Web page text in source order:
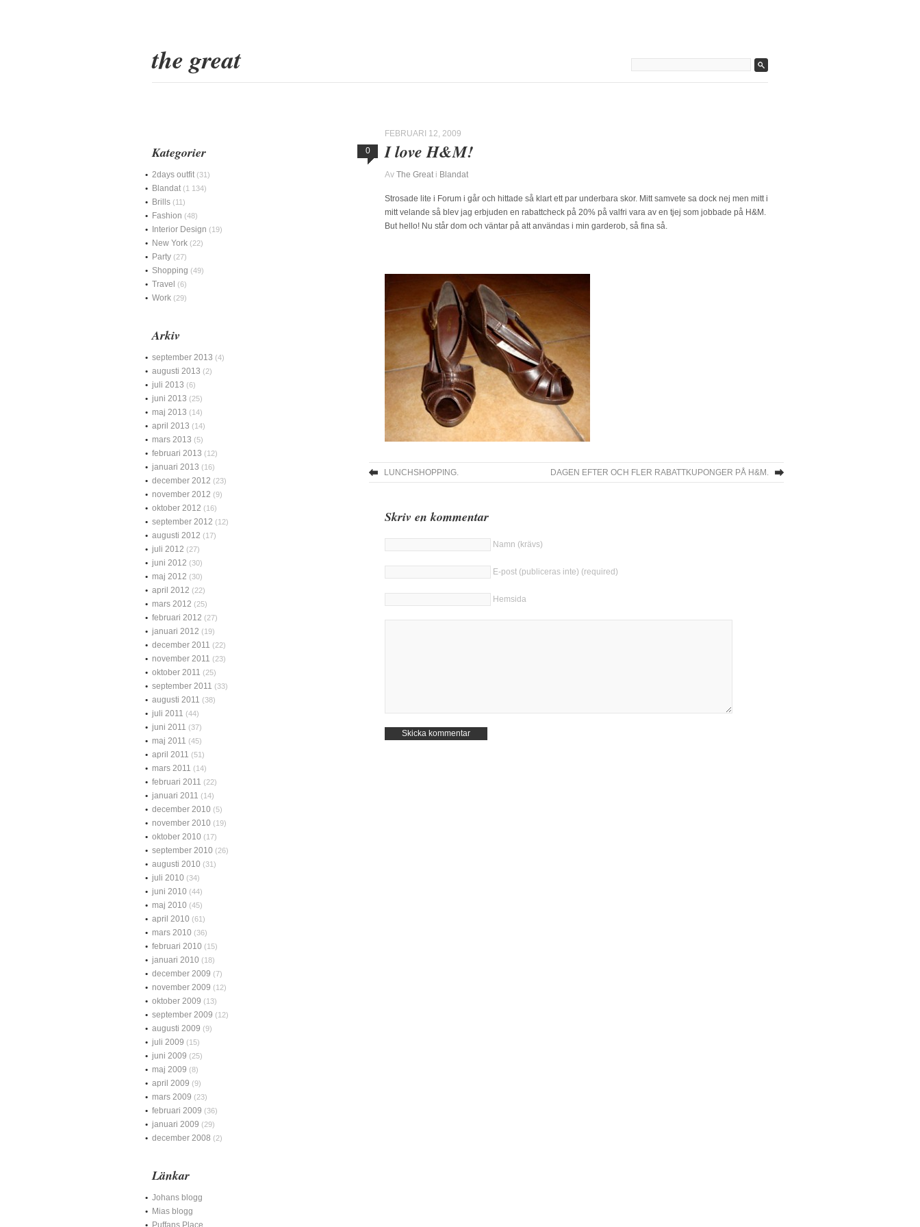
the great
FEBRUARI 12, 2009
0
I love H&M!
Av The Great i Blandat
Strosade lite i Forum i går och hittade så klart ett par underbara skor. Mitt samvete sa dock nej men mitt i
mitt velande så blev jag erbjuden en rabattcheck på 20% på valfri vara av en tjej som jobbade på H&M.
But hello! Nu står dom och väntar på att användas i min garderob, så fina så.
LUNCHSHOPPING. DAGEN EFTER OCH FLER RABATTKUPONGER PÅ H&M.
Skriv en kommentar
Namn (krävs)
E-post (publiceras inte) (required)
Hemsida
Kategorier
2days outfit (31)
Blandat (1 134)
Brills (11)
Fashion (48)
Interior Design (19)
New York (22)
Party (27)
Shopping (49)
Travel (6)
Work (29)
Arkiv
september 2013 (4)
augusti 2013 (2)
juli 2013 (6)
juni 2013 (25)
maj 2013 (14)
april 2013 (14)
mars 2013 (5)
februari 2013 (12)
januari 2013 (16)
december 2012 (23)
november 2012 (9)
oktober 2012 (16)
september 2012 (12)
augusti 2012 (17)
juli 2012 (27)
juni 2012 (30)
maj 2012 (30)
april 2012 (22)
mars 2012 (25)
februari 2012 (27)
januari 2012 (19)
december 2011 (22)
november 2011 (23)
oktober 2011 (25)
september 2011 (33)
augusti 2011 (38)
juli 2011 (44)
juni 2011 (37)
maj 2011 (45)
april 2011 (51)
mars 2011 (14)
februari 2011 (22)
januari 2011 (14)
december 2010 (5)
november 2010 (19)
oktober 2010 (17)
september 2010 (26)
augusti 2010 (31)
juli 2010 (34)
juni 2010 (44)
maj 2010 (45)
april 2010 (61)
mars 2010 (36)
februari 2010 (15)
januari 2010 (18)
december 2009 (7)
november 2009 (12)
oktober 2009 (13)
september 2009 (12)
augusti 2009 (9)
juli 2009 (15)
juni 2009 (25)
maj 2009 (8)
april 2009 (9)
mars 2009 (23)
februari 2009 (36)
januari 2009 (29)
december 2008 (2)
Länkar
Johans blogg
Mias blogg
Puffans Place